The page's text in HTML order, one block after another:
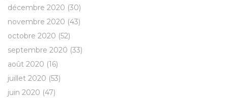
décembre 2020 (30)
novembre 2020 (43)
octobre 2020 (52)
septembre 2020 (33)
août 2020 (16)
juillet 2020 (53)
juin 2020 (47)